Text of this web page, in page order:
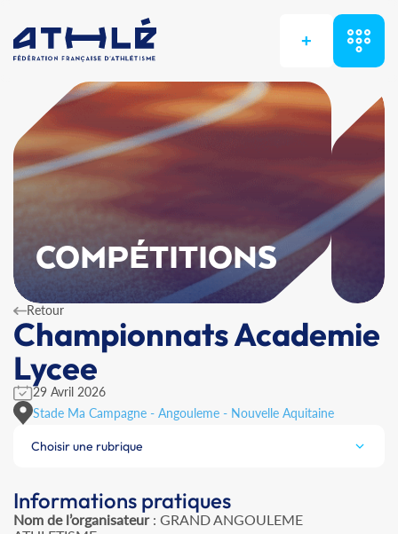
+
COMPÉTITIONS
Retour
Championnats Academie
Lycee
29 Avril 2026
Stade Ma Campagne - Angouleme - Nouvelle Aquitaine
Choisir une rubrique
Informations pratiques
Nom de l’organisateur: GRAND ANGOULEME